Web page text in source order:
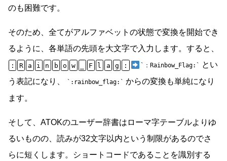
のも困難です。
そのため、全てがアルファベットの状態で変換を開始でき
るように、各単語の先頭を大文字で入力します。すると、
: R a i n b o w F l a g : ：Rainbow_Flag:
とい
う表記になり、
:rainbow_flag:
からの変換も単純になり
ます。
そして、ATOKのユーザー辞書はローマ字テーブルよりゆ
るいものの、読みが32文字以内という制限があるのでさ
らに短くします。ショートコードであることを識別する